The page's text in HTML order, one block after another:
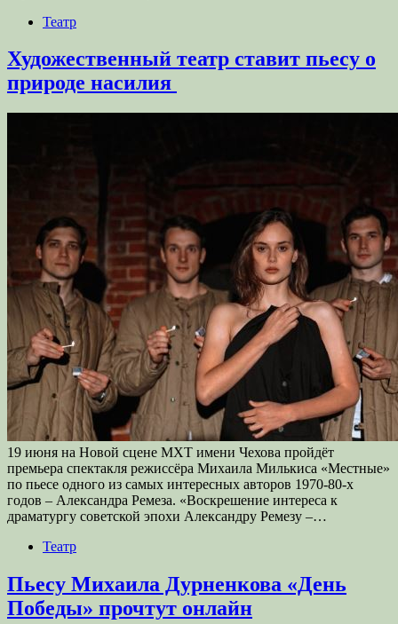
Театр
Художественный театр ставит пьесу о
природе насилия
19 июня на Новой сцене МХТ имени Чехова пройдёт
премьера спектакля режиссёра Михаила Милькиса «Местные»
по пьесе одного из самых интересных авторов 1970-80-х
годов – Александра Ремеза. «Воскрешение интереса к
драматургу советской эпохи Александру Ремезу –…
Театр
Пьесу Михаила Дурненкова «День
Победы» прочтут онлайн